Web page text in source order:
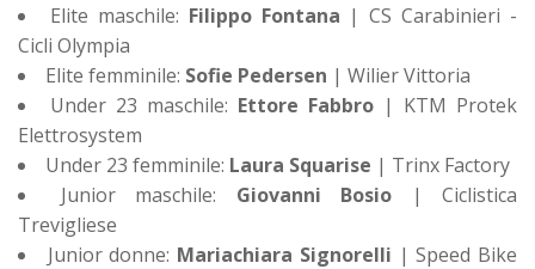
Elite maschile: Filippo Fontana | CS Carabinieri -
Cicli Olympia
Elite femminile: Sofie Pedersen | Wilier Vittoria
Under 23 maschile: Ettore Fabbro | KTM Protek
Elettrosystem
Under 23 femminile: Laura Squarise | Trinx Factory
Junior maschile: Giovanni Bosio | Ciclistica
Trevigliese
Junior donne: Mariachiara Signorelli | Speed Bike